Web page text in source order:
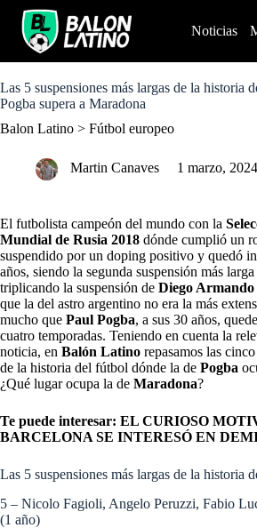
o
c
n
Noticias
Las 5 suspensiones más largas de la historia
Pogba supera a Maradona
Balon Latino > Fútbol europeo
Martin Canaves 1 marzo, 2024
El futbolista campeón del mundo con la
Mundial de Rusia 2018 dónde cumplió un
suspendido por un doping positivo y quedó
años, siendo la segunda suspensión más
triplicando la suspensión de Diego
que la del astro argentino no era la más
mucho que Paul Pogba, a sus 30 años,
cuatro temporadas. Teniendo en cuenta la
noticia, en Balón Latino repasamos las
de la historia del fútbol dónde la de Pogba
¿Qué lugar ocupa la de Maradona?
Te puede interesar: EL CURIOSO
BARCELONA SE INTERESÓ EN
Las 5 suspensiones más largas de la historia
5 – Nicolo Fagioli, Angelo Peruzzi, Fabio
(1 año)